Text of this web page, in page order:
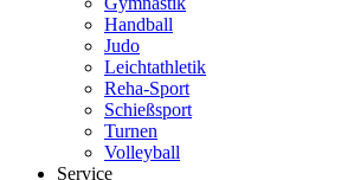
Handball
Judo
Leichtathletik
Reha-Sport
Schießsport
Turnen
Volleyball
Service